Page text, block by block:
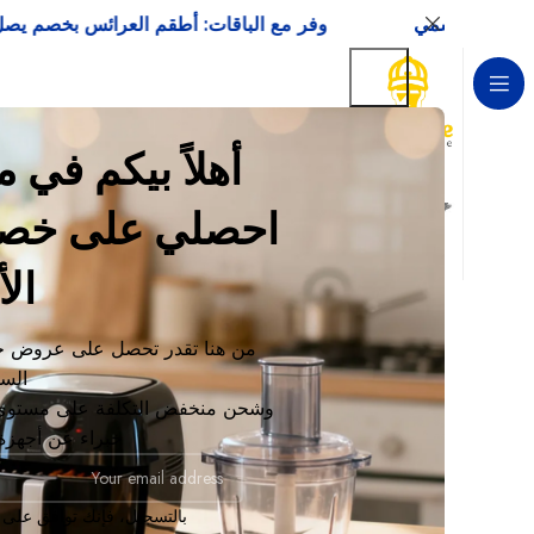
أهلاً بيكم
من هنا تقدر تحصل على عروض
وشحن منخفض التكلفة على
خبراء عن
بالتسجيل، فإنك توافق
حالة المخزون
تخفيض
في المخزون
في الطلب المؤجل
الرئيسية
لا توجد
وفر مع الباقات: أطقم العرائس بخصم يصل إلى 15 %